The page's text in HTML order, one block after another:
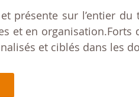
présente sur l’entier
et en
et ciblés dans les